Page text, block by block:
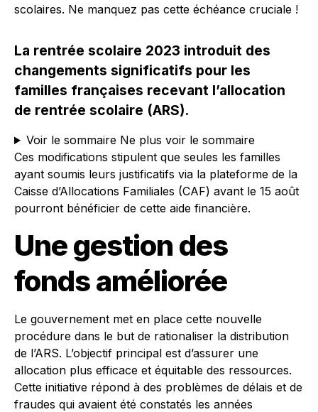
scolaires. Ne manquez pas cette échéance cruciale !
La rentrée scolaire 2023 introduit des
changements significatifs pour les
familles françaises recevant l’allocation
de rentrée scolaire (ARS).
Voir le sommaire Ne plus voir le sommaire
Ces modifications stipulent que seules les familles
ayant soumis leurs justificatifs via la plateforme de la
Caisse d’Allocations Familiales (CAF) avant le 15 août
pourront bénéficier de cette aide financière.
Une gestion des
fonds améliorée
Le gouvernement met en place cette nouvelle
procédure dans le but de rationaliser la distribution
de l’ARS. L’objectif principal est d’assurer une
allocation plus efficace et équitable des ressources.
Cette initiative répond à des problèmes de délais et de
fraudes qui avaient été constatés les années